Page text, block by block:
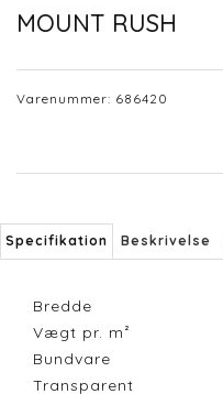
MOUNT RUSH
Varenummer: 686420
Specifikation Beskrivelse
Bredde
Vægt pr. m²
Bundvare
Transparent